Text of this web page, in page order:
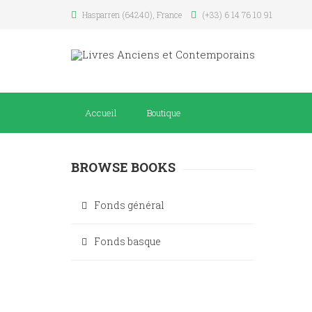
Hasparren (64240), France (+33) 6 14 76 10 91
Accueil Boutique
BROWSE BOOKS
Fonds général
Fonds basque